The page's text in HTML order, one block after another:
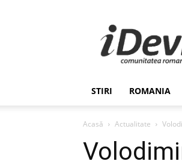
STIRI ROMANIA
Acasă Actualitate